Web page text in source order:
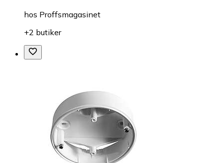
hos Proffsmagasinet
+2 butiker